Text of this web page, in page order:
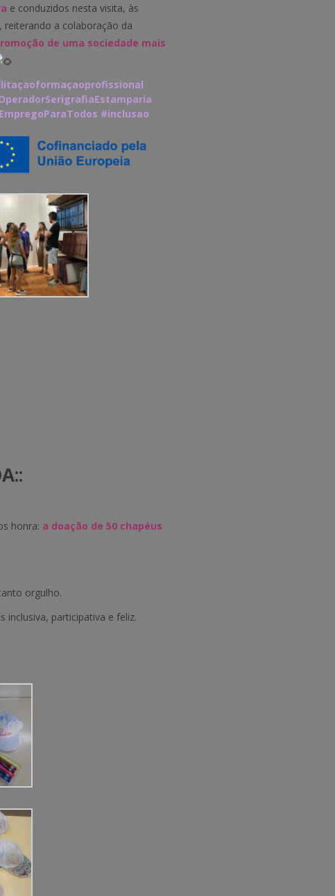
e conduzidos nesta visita, às
reiterando a colaboração da
de uma sociedade mais
#inclusao
honra: a doação de 50 chapéus
orgulho.
participativa e feliz.